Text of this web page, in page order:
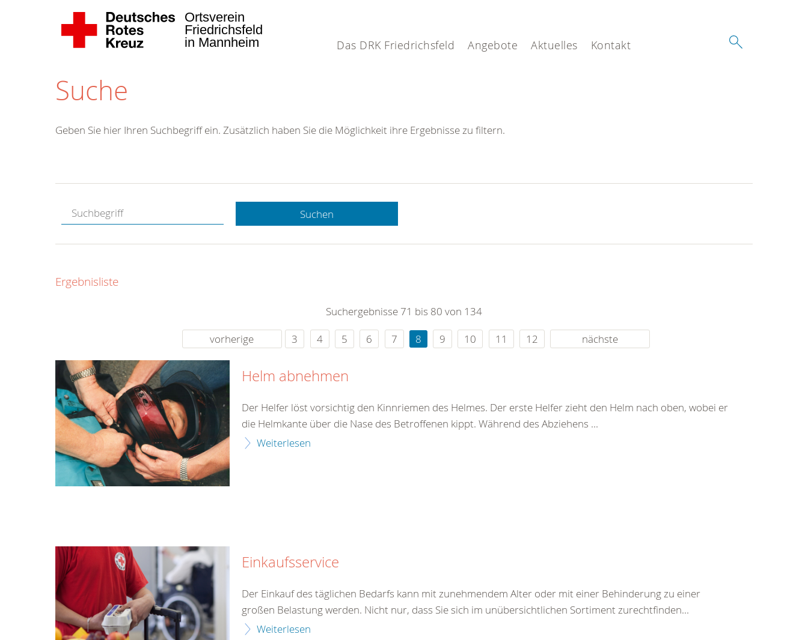
Das DRK Friedrichsfeld Angebote Aktuelles Kontakt
Ortsverein
Friedrichsfeld
in Mannheim
Suche
Hotline.
gerne.
rund um die Uhr
Geben Sie hier Ihren Suchbegriff ein. Zusätzlich haben Sie die Möglichkeit ihre Ergebnisse zu filtern.
Suchen
Ergebnisliste
Suchergebnisse 71 bis 80 von 134
vorherige
3 4 5 6 7 8 9 10 11 12 nächste
Helm abnehmen
Der Helfer löst vorsichtig den Kinnriemen des Helmes. Der erste Helfer zieht den Helm nach oben, wobei er
die Helmkante über die Nase des Betroffenen kippt. Während des Abziehens ...
Weiterlesen
Einkaufsservice
Der Einkauf des täglichen Bedarfs kann mit zunehmendem Alter oder mit einer Behinderung zu einer
großen Belastung werden. Nicht nur, dass Sie sich im unübersichtlichen Sortiment zurechtfinden...
Weiterlesen